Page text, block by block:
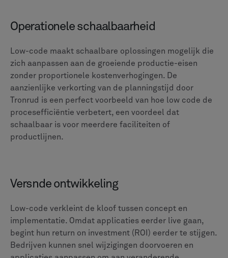
Operationele schaalbaarheid
Low-code maakt schaalbare oplossingen mogelijk die
zich aanpassen aan de groeiende productie-eisen
zonder proportionele kostenverhogingen. De
aanzienlijke verkorting van de planningstijd door
Tronrud is een perfect voorbeeld van hoe low code de
procesefficiëntie verbetert, een voordeel dat
schaalbaar is voor meerdere faciliteiten of
productlijnen.
Versnde ontwikkeling
Low-code verkleint de kloof tussen concept en
implementatie. Omdat applicaties eerder live gaan,
begint hun return on investment (ROI) eerder te stijgen.
Bedrijven kunnen snel wijzigingen doorvoeren en